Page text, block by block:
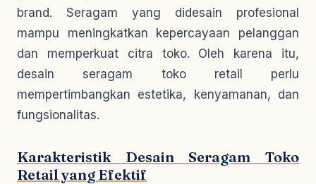
brand. Seragam yang didesain profesional
mampu meningkatkan kepercayaan pelanggan
dan memperkuat citra toko. Oleh karena itu,
desain seragam toko retail perlu
mempertimbangkan estetika, kenyamanan, dan
fungsionalitas.
Karakteristik Desain Seragam Toko
Retail yang Efektif